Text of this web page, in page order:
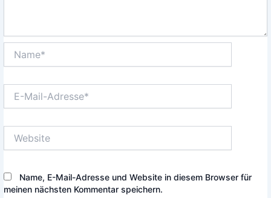
Mail-
Name, E-Mail-Adresse und Website in diesem Browser für
meinen nächsten Kommentar speichern.